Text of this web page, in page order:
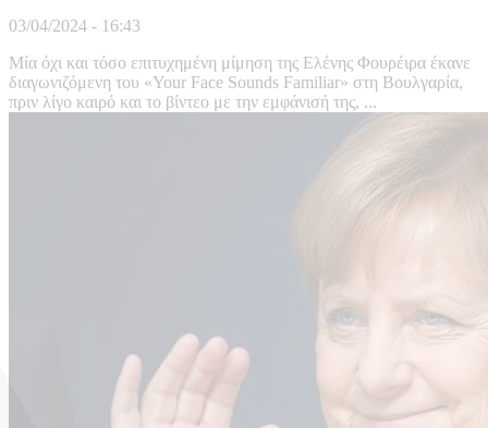
03/04/2024 - 16:43
Μία όχι και τόσο επιτυχημένη μίμηση της Ελένης Φουρέιρα έκανε
διαγωνιζόμενη του «Your Face Sounds Familiar» στη Βουλγαρία,
πριν λίγο καιρό και το βίντεο με την εμφάνισή της, ...